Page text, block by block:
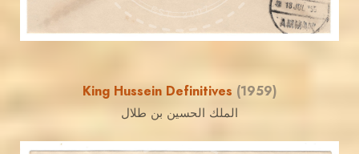
EST. 2007
King Hussein Definitives (1959)
الملك الحسين بن طلال